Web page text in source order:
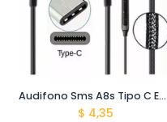
Audifono Sms A8s Tipo C En Caja KD2413-AU00051
$ 4,35